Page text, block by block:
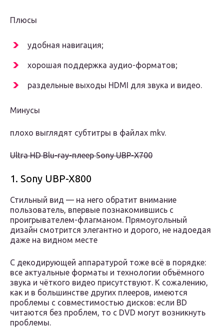
Плюсы
удобная навигация;
хорошая поддержка аудио-форматов;
раздельные выходы HDMI для звука и видео.
Минусы
плохо выглядят субтитры в файлах mkv.
Ultra HD Blu-ray-плеер Sony UBP-X700
1. Sony UBP-X800
Стильный вид — на него обратит внимание
пользователь, впервые познакомившись с
проигрывателем-флагманом. Прямоугольный
дизайн смотрится элегантно и дорого, не надоедая
даже на видном месте
С декодирующей аппаратурой тоже всё в порядке:
все актуальные форматы и технологии объёмного
звука и чёткого видео присутствуют. К сожалению,
как и в большинстве других плееров, имеются
проблемы с совместимостью дисков: если BD
читаются без проблем, то с DVD могут возникнуть
проблемы.